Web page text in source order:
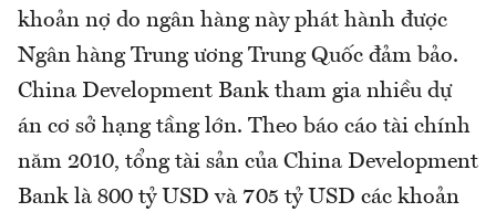
khoản nợ do ngân hàng này phát hành được
Ngân hàng Trung ương Trung Quốc đảm bảo.
China Development Bank tham gia nhiều dự
án cơ sở hạng tầng lớn. Theo báo cáo tài chính
năm 2010, tổng tài sản của China Development
Bank là 800 tỷ USD và 705 tỷ USD các khoản